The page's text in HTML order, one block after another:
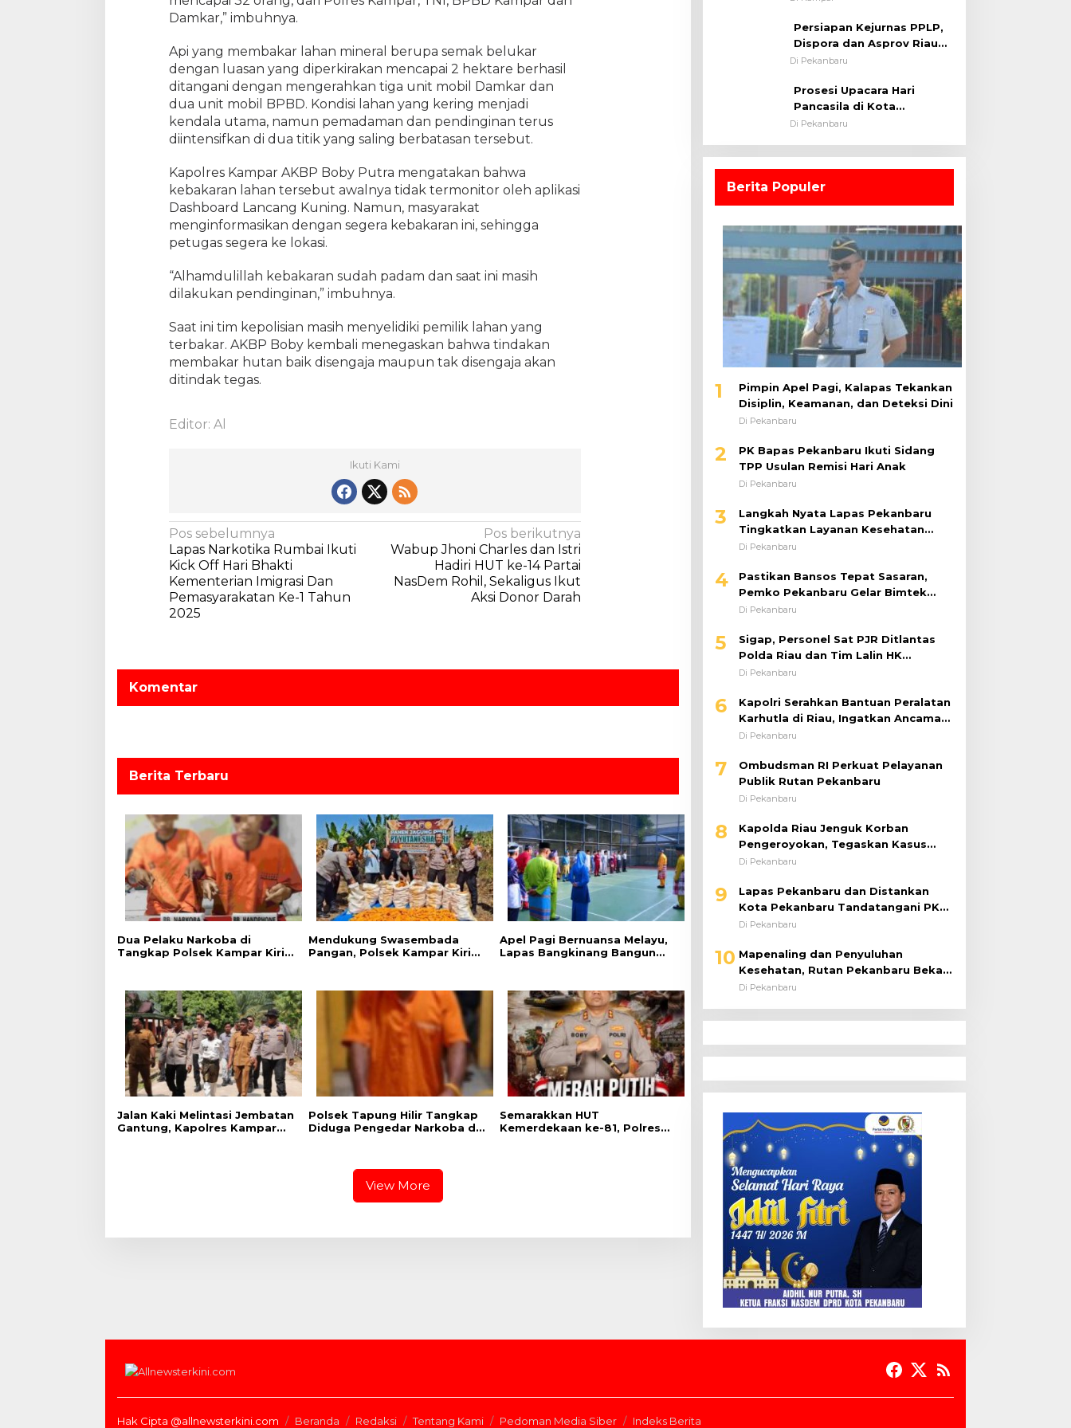
a
a
n
Damkar,” imbuhnya.
Api yang membakar lahan mineral berupa semak belukar
dengan luasan yang diperkirakan mencapai 2 hektare berhasil
ditangani dengan mengerahkan tiga unit mobil Damkar dan
dua unit mobil BPBD. Kondisi lahan yang kering menjadi
kendala utama, namun pemadaman dan pendinginan terus
diintensifkan di dua titik yang saling berbatasan tersebut.
Kapolres Kampar AKBP Boby Putra mengatakan bahwa
kebakaran lahan tersebut awalnya tidak termonitor oleh aplikasi
Dashboard Lancang Kuning. Namun, masyarakat
menginformasikan dengan segera kebakaran ini, sehingga
petugas segera ke lokasi.
“Alhamdulillah kebakaran sudah padam dan saat ini masih
dilakukan pendinginan,” imbuhnya.
Saat ini tim kepolisian masih menyelidiki pemilik lahan yang
terbakar. AKBP Boby kembali menegaskan bahwa tindakan
membakar hutan baik disengaja maupun tak disengaja akan
ditindak tegas.
Editor: Al
Ikuti Kami
N
a
v
i
s
i
s
Pos sebelumnya
Lapas Narkotika Rumbai Ikuti
Kick Off Hari Bhakti
Kementerian Imigrasi Dan
Pemasyarakatan Ke-1 Tahun
2025
Pos berikutnya
Wabup Jhoni Charles dan Istri
Hadiri HUT ke-14 Partai
NasDem Rohil, Sekaligus Ikut
Aksi Donor Darah
Komentar
Berita Terbaru
Dua Pelaku Narkoba di
Tangkap Polsek Kampar Kiri,
Mendukung Swasembada
Pangan, Polsek Kampar Kiri
Apel Pagi Bernuansa Melayu,
Lapas Bangkinang Bangun
Provinsi Riau
Jalan Kaki Melintasi Jembatan
Gantung, Kapolres Kampar
Polsek Tapung Hilir Tangkap
Diduga Pengedar Narkoba di
Semarakkan HUT
Kemerdekaan ke-81, Polres
View More
Persiapan Kejurnas PPLP,
Dispora dan Asprov Riau
Tinjau Kelayakan Rumput
Di Pekanbaru
Prosesi Upacara Hari
Pancasila di Kota
Pekanbaru Tetap Khidmat
Di Pekanbaru
Berita Populer
1
Pimpin Apel Pagi, Kalapas Tekankan
Disiplin, Keamanan, dan Deteksi Dini
Di Pekanbaru
2
PK Bapas Pekanbaru Ikuti Sidang
TPP Usulan Remisi Hari Anak
Di Pekanbaru
3
Langkah Nyata Lapas Pekanbaru
Tingkatkan Layanan Kesehatan
Melalui Program Prolanis
Di Pekanbaru
4
Pastikan Bansos Tepat Sasaran,
Pemko Pekanbaru Gelar Bimtek
DTSEN Bagi Operator Puskessos
Di Pekanbaru
5
Sigap, Personel Sat PJR Ditlantas
Polda Riau dan Tim Lalin HK
Berjibaku Selamatkan Korban
Di Pekanbaru
6
Kapolri Serahkan Bantuan Peralatan
Karhutla di Riau, Ingatkan Ancaman
El Niño dan Prioritaskan
Di Pekanbaru
7
Ombudsman RI Perkuat Pelayanan
Publik Rutan Pekanbaru
Di Pekanbaru
8
Kapolda Riau Jenguk Korban
Pengeroyokan, Tegaskan Kasus
Diusut Tuntas Tanpa Pandang Bulu
Di Pekanbaru
9
Lapas Pekanbaru dan Distankan
Kota Pekanbaru Tandatangani PKS,
Warga Binaan Dibekali Keterampilan
Di Pekanbaru
10 Mapenaling dan Penyuluhan
Kesehatan, Rutan Pekanbaru Bekali
37 Tahanan Baru dengan Edukasi
Di Pekanbaru
Hak Cipta @allnewsterkini.com Beranda Redaksi Tentang Kami Pedoman Media Siber Indeks Berita